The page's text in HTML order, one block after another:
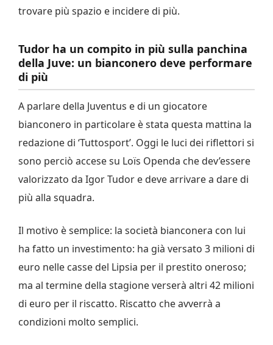
trovare più spazio e incidere di più.
Tudor ha un compito in più sulla panchina
della Juve: un bianconero deve performare
di più
A parlare della Juventus e di un giocatore
bianconero in particolare è stata questa mattina la
redazione di ‘Tuttosport’. Oggi le luci dei riflettori si
sono perciò accese su Loïs Openda che dev’essere
valorizzato da Igor Tudor e deve arrivare a dare di
più alla squadra.
Il motivo è semplice: la società bianconera con lui
ha fatto un investimento: ha già versato 3 milioni di
euro nelle casse del Lipsia per il prestito oneroso;
ma al termine della stagione verserà altri 42 milioni
di euro per il riscatto. Riscatto che avverrà a
condizioni molto semplici.